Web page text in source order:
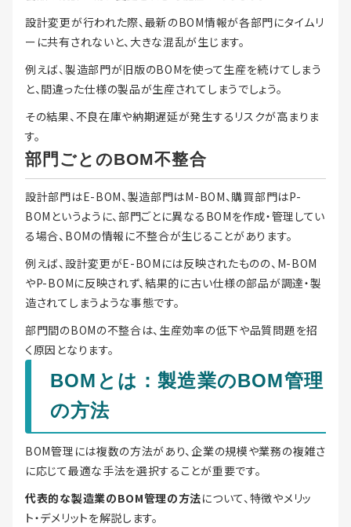
設計変更が行われた際、最新のBOM情報が各部門にタイムリ
ーに共有されないと、大きな混乱が生じます。
例えば、製造部門が旧版のBOMを使って生産を続けてしまう
と、間違った仕様の製品が生産されてしまうでしょう。
その結果、不良在庫や納期遅延が発生するリスクが高まりま
す。
部門ごとのBOM不整合
設計部門はE-BOM、製造部門はM-BOM、購買部門はP-
BOMというように、部門ごとに異なるBOMを作成・管理してい
る場合、BOMの情報に不整合が生じることがあります。
例えば、設計変更がE-BOMには反映されたものの、M-BOM
やP-BOMに反映されず、結果的に古い仕様の部品が調達・製
造されてしまうような事態です。
部門間のBOMの不整合は、生産効率の低下や品質問題を招
く原因となります。
BOMとは：製造業のBOM管理
の方法
BOM管理には複数の方法があり、企業の規模や業務の複雑さ
に応じて最適な手法を選択することが重要です。
代表的な製造業のBOM管理の方法について、特徴やメリッ
ト・デメリットを解説します。